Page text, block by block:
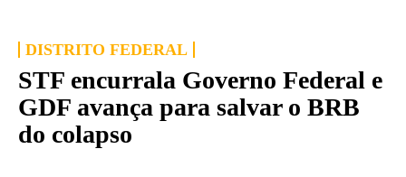
DISTRITO FEDERAL
STF encurrala Governo Federal e
GDF avança para salvar o BRB
do colapso